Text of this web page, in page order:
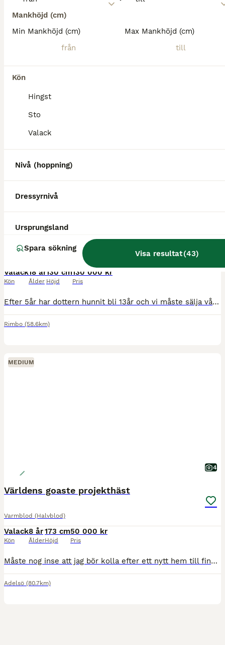
Mankhöjd (cm)
Min Mankhöjd (cm)
Max Mankhöjd (cm)
Kön
Hingst
Sto
Valack
Nivå (hoppning)
Dressyrnivå
Ursprungsland
Spara sökning
Visa resultat(43)
En läromästare med stort ❤️
Valack
Kön
18 år
Ålder
130 cm
Höjd
130 000 kr
Pris
Efter 5år har dottern hunnit bli 13år och vi måste sälja vår lilla guldponny George. George är en otroligt smäll och vänlig ponny som älskar att visa upp sig på tävlingsbanorna. Han har gått 5 SM me
Rimbo (58.6km)
MEDIUM
4
Världens goaste projekthäst
Varmblod (Halvblod)
Valack
Kön
8 år
Ålder
173 cm
Höjd
50 000 kr
Pris
Måste nog inse att jag bör kolla efter ett nytt hem till finaste Boy. Han är genomsnäll(!!!!!!!) i precis all hantering, kan göra allt själv med honom. Han har sadeltvång, går att rida men är helt
Adelsö (80.7km)